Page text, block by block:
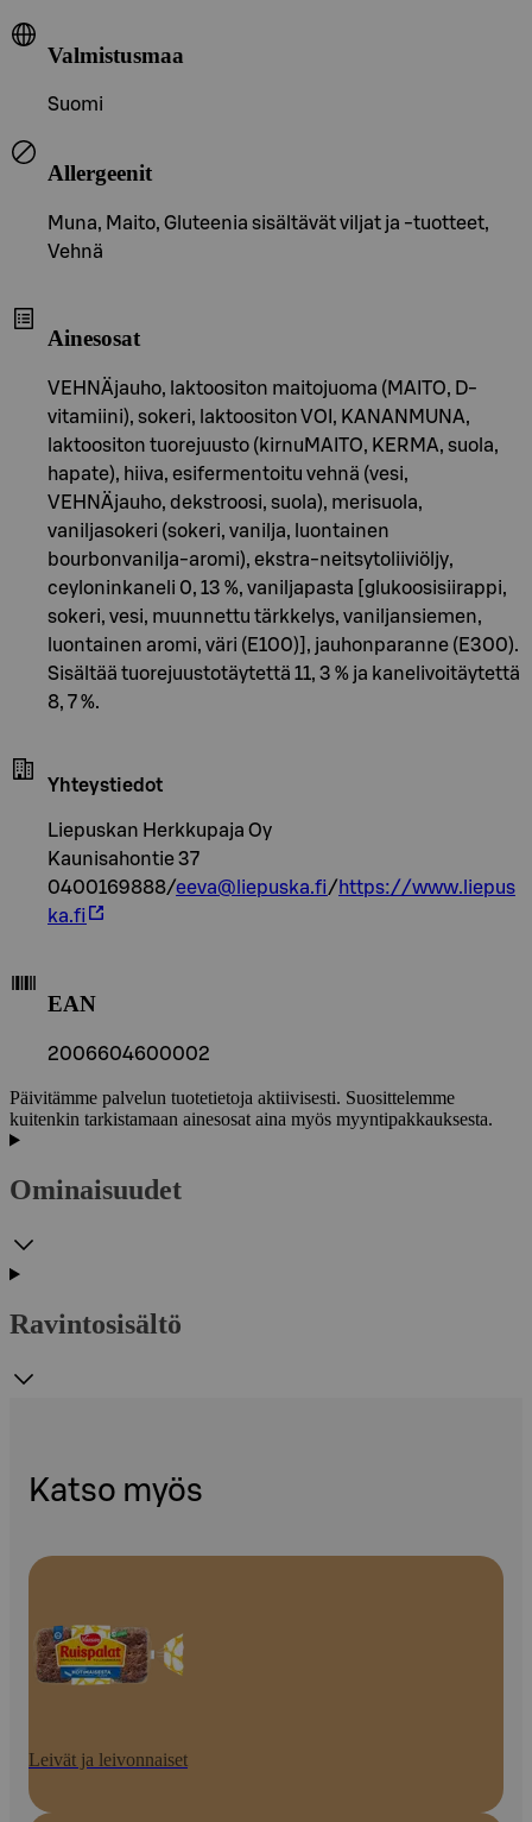
Valmistusmaa
Suomi
Allergeenit
Muna, Maito, Gluteenia sisältävät viljat ja -tuotteet,
Vehnä
Ainesosat
VEHNÄjauho, laktoositon maitojuoma (MAITO, D-
vitamiini), sokeri, laktoositon VOI, KANANMUNA,
laktoositon tuorejuusto (kirnuMAITO, KERMA, suola,
hapate), hiiva, esifermentoitu vehnä (vesi,
VEHNÄjauho, dekstroosi, suola), merisuola,
vaniljasokeri (sokeri, vanilja, luontainen
bourbonvanilja-aromi), ekstra-neitsytoliiviöljy,
ceyloninkaneli 0, 13 %, vaniljapasta [glukoosisiirappi,
sokeri, vesi, muunnettu tärkkelys, vaniljansiemen,
luontainen aromi, väri (E100)], jauhonparanne (E300).
Sisältää tuorejuustotäytettä 11, 3 % ja kanelivoitäytettä
8, 7 %.
Yhteystiedot
Liepuskan Herkkupaja Oy
Kaunisahontie 37
0400169888/eeva@liepuska.fi/ https://www.liepus
ka.fi
EAN
2006604600002
Päivitämme palvelun tuotetietoja aktiivisesti. Suosittelemme
kuitenkin tarkistamaan ainesosat aina myös myyntipakkauksesta.
Ominaisuudet
Ravintosisältö
Katso myös
Leivät ja leivonnaiset